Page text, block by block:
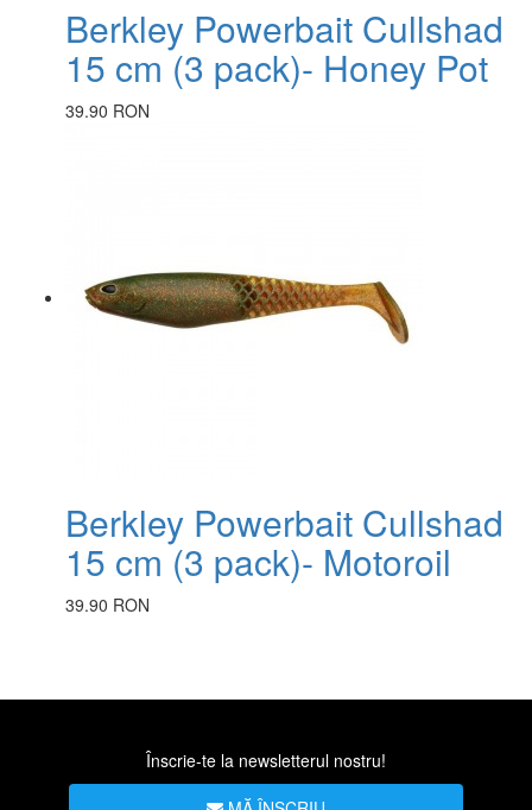
Berkley Powerbait Cullshad
15 cm (3 pack)- Honey Pot
39.90 RON
Berkley Powerbait Cullshad
15 cm (3 pack)- Motoroil
39.90 RON
Înscrie-te la newsletterul nostru!